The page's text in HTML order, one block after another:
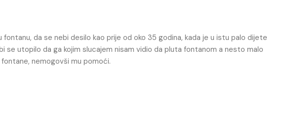
da se nebi desilo kao prije od oko 35 godina, kada je u istu palo dijete
se utopilo da ga kojim slucajem nisam vidio da pluta fontanom a nesto malo
nemogovši mu pomoći.